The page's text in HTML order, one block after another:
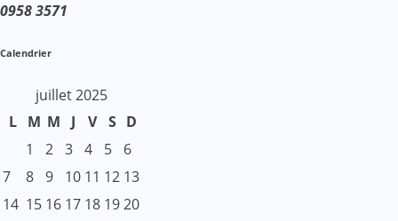
0958 3571
Calendrier
juillet 2025
L
M M J V S D
1
2 3 4 5
6
7
8 9 10 11 12 13
14 15 16 17 18 1920